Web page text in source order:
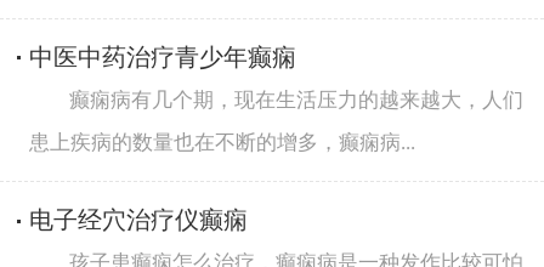
中医中药治疗青少年癫痫
癫痫病有几个期，现在生活压力的越来越大，人们
患上疾病的数量也在不断的增多，癫痫病...
电子经穴治疗仪癫痫